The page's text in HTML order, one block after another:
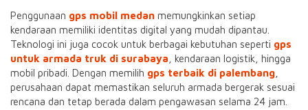
Penggunaan gps mobil medan memungkinkan setiap
kendaraan memiliki identitas digital yang mudah dipantau.
Teknologi ini juga cocok untuk berbagai kebutuhan seperti gps
untuk armada truk di surabaya , kendaraan logistik, hingga
mobil pribadi. Dengan memilih gps terbaik di palembang
perusahaan dapat memastikan seluruh armada bergerak sesuai
rencana dan tetap berada dalam pengawasan selama 24 jam.